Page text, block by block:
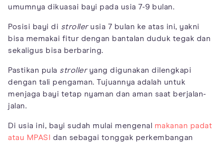
umumnya dikuasai bayi pada usia 7-9 bulan.
Posisi bayi di strollerusia 7 bulan ke atas ini, yakni
bisa memakai fitur dengan bantalan duduk tegak dan
sekaligus bisa berbaring.
Pastikan pula strolleryang digunakan dilengkapi
dengan tali pengaman. Tujuannya adalah untuk
menjaga bayi tetap nyaman dan aman saat berjalan-
jalan.
Di usia ini, bayi sudah mulai mengenal makanan padat
atau MPASI
dan sebagai tonggak perkembangan